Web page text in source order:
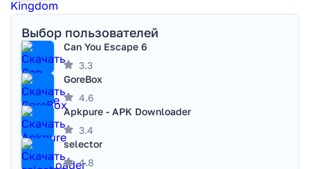
Выбор пользователей
Can You Escape 6
3.3
GoreBox
4.6
Apkpure - APK Downloader
3.4
selector
4.8